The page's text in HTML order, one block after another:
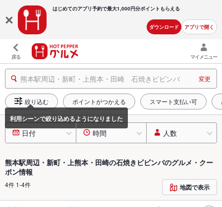
はじめてのアプリ予約で最大1,000円分ポイントもらえる
ダウンロード アプリで開く
戻る マイメニュー
熊本駅周辺・新町・上熊本・田崎 石焼きビビンバ 変更
絞り込む ポイントがつかえる スマート支払い可
日付 時間 人数
熊本駅周辺・新町・上熊本・田崎の石焼きビビンバのグルメ・クー
ポン情報
4件 1-4件 地図で表示